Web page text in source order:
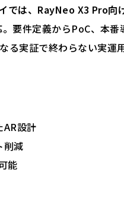
では、 RayNeo X3 Pro向
要件定義からPoC、本番
る実証で終わらない実運
AR設計
削減
能